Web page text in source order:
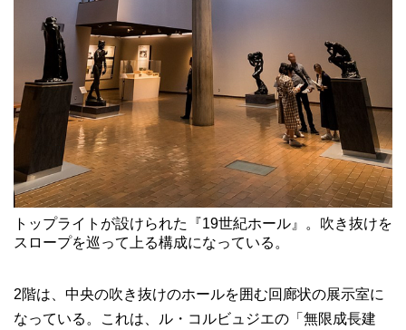
トップライトが設けられた『19世紀ホール』。吹き抜けを
スロープを巡って上る構成になっている。
2階は、中央の吹き抜けのホールを囲む回廊状の展示室に
なっている。これは、ル・コルビュジエの「無限成長建